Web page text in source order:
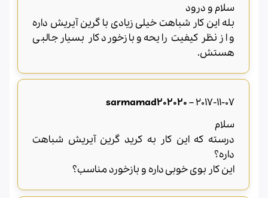
سلام و درود
بله این کار شباهت خیلی زیادی با گرین آیریش داره
و از نظر کیفیت رایحه و بازخورد کار بسیار جالبی
هستش.
sarmamad202020–2017-11-07
سلام
درسته که این کار به کرید گرین آیریش شباهت
داره؟
این کار بوی خوبی داره و بازخورد مناسب؟